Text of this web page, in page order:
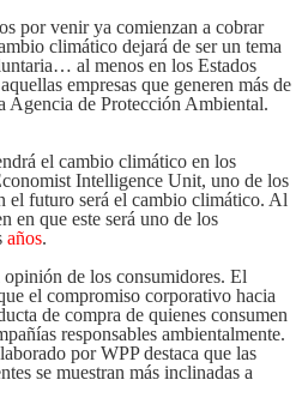
por venir ya comienzan a cobrar
climático dejará de ser un tema
al menos en los Estados
empresas que generen más de
Agencia de Protección Ambiental.
el cambio climático en los
Intelligence Unit, uno de los
el futuro será el cambio climático. Al
en que este será uno de los
años.
de los consumidores. El
el compromiso corporativo hacia
de compra de quienes consumen
responsables ambientalmente.
por WPP destaca que las
se muestran más inclinadas a